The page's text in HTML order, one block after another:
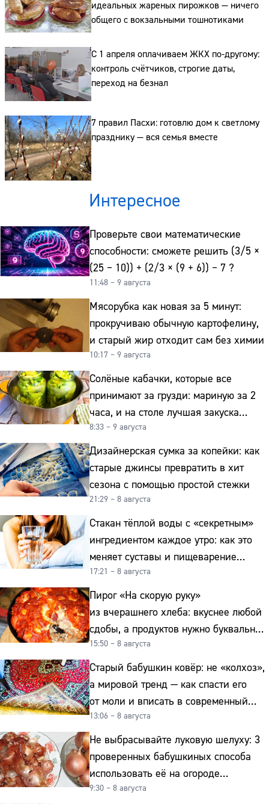
идеальных жареных пирожков — ничего
общего с вокзальными тошнотиками
С 1 апреля оплачиваем ЖКХ по-другому:
контроль счётчиков, строгие даты,
переход на безнал
7 правил Пасхи: готовлю дом к светлому
празднику — вся семья вместе
Интересное
Проверьте свои математические
способности: сможете решить (3/5 ×
(25 − 10)) + (2/3 × (9 + 6)) − 7 ?
11:48 – 9 августа
Мясорубка как новая за 5 минут:
прокручиваю обычную картофелину,
и старый жир отходит сам без химии
10:17 – 9 августа
Солёные кабачки, которые все
принимают за грузди: мариную за 2
часа, и на столе лучшая закуска
к картошке
8:33 – 9 августа
Дизайнерская сумка за копейки: как
старые джинсы превратить в хит
сезона с помощью простой стежки
21:29 – 8 августа
Стакан тёплой воды с «секретным»
ингредиентом каждое утро: как это
меняет суставы и пищеварение
после 50
17:21 – 8 августа
Пирог «На скорую руку»
из вчерашнего хлеба: вкуснее любой
сдобы, а продуктов нужно буквально
копейки
15:50 – 8 августа
Старый бабушкин ковёр: не «колхоз»,
а мировой тренд — как спасти его
от моли и вписать в современный
интерьер
13:06 – 8 августа
Не выбрасывайте луковую шелуху: 3
проверенных бабушкиных способа
использовать её на огороде
и для здоровья этой зимой
9:30 – 8 августа
Сайт:
Адрес:
Телефон: